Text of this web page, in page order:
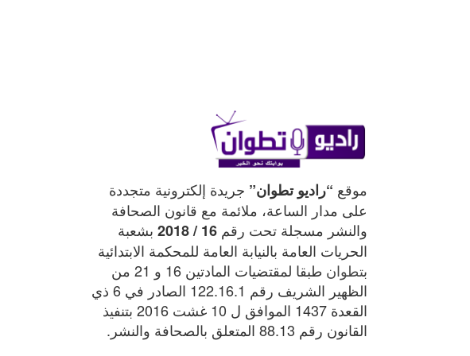
موقع “راديو تطوان” جريدة إلكترونية متجددة
على مدار الساعة، ملائمة مع قانون الصحافة
والنشر مسجلة تحت رقم 16 / 2018
بشعبة
الحريات العامة بالنيابة العامة للمحكمة الابتدائية
بتطوان
طبقا لمقتضيات المادتين 16 و 21 من
الظهير الشريف رقم 122.16.1 الصادر في 6 ذي
القعدة 1437 الموافق ل 10 غشت 2016 بتنفيذ
القانون رقم 88.13 المتعلق بالصحافة والنشر.